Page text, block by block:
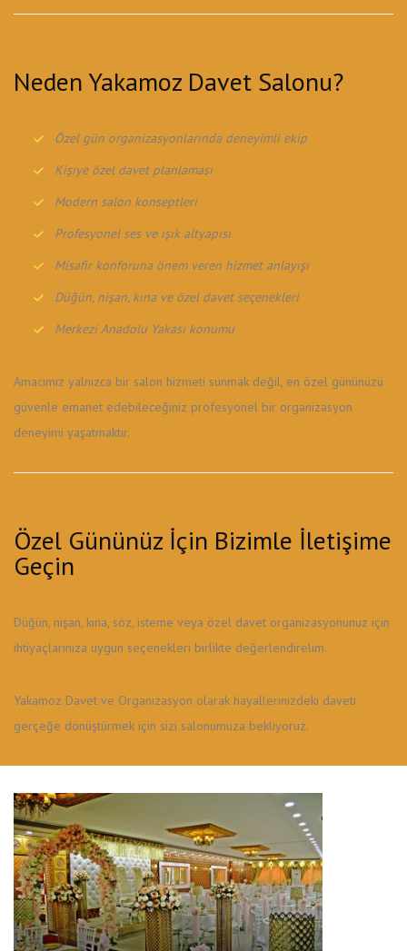
Neden Yakamoz Davet Salonu?
Özel gün organizasyonlarında deneyimli ekip
Kişiye özel davet planlaması
Modern salon konseptleri
Profesyonel ses ve ışık altyapısı
Misafir konforuna önem veren hizmet anlayışı
Düğün, nişan, kına ve özel davet seçenekleri
Merkezi Anadolu Yakası konumu
Amacımız yalnızca bir salon hizmeti sunmak değil, en özel gününüzü
güvenle emanet edebileceğiniz profesyonel bir organizasyon
deneyimi yaşatmaktır.
Özel Gününüz İçin Bizimle İletişime
Geçin
Düğün, nişan, kına, söz, isteme veya özel davet organizasyonunuz için
ihtiyaçlarınıza uygun seçenekleri birlikte değerlendirelim.
Yakamoz Davet ve Organizasyon olarak hayallerinizdeki daveti
gerçeğe dönüştürmek için sizi salonumuza bekliyoruz.